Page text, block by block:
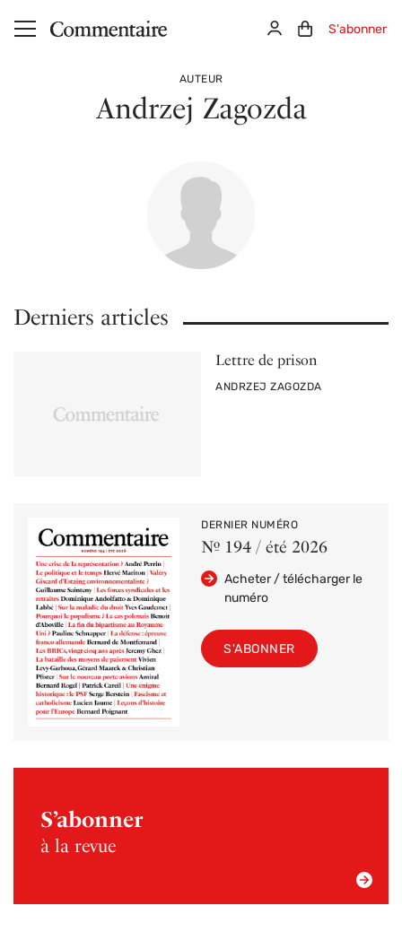
Aller au contenu principal ConnexionPanier (0)
S'abonner
AUTEUR
Andrzej Zagozda
Derniers articles
Lettre de prison
PAR
ANDRZEJ ZAGOZDA
DERNIER NUMÉRO
Nº 194 / été 2026
Acheter / télécharger le
numéro
S'ABONNER
S’abonner
à la revue